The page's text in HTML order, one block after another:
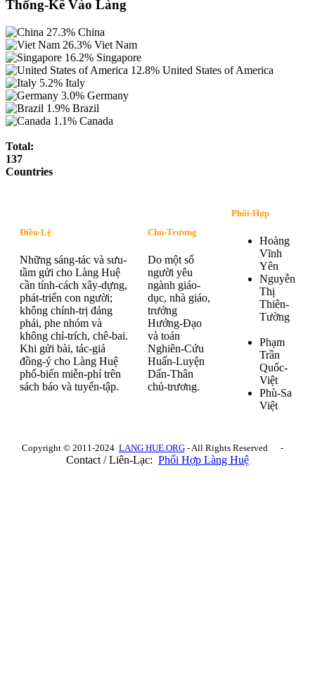
Thống-Kê Vào Làng
27.3% China
26.3% Viet Nam
16.2% Singapore
12.8% United States of America
5.2% Italy
3.0% Germany
1.9% Brazil
1.1% Canada
Total:
137
Countries
Điều-Lệ
Những sáng-tác và sưu-
tầm gửi cho Làng Huệ
cần tính-cách xây-dựng,
phát-triển con người;
không chính-trị đảng
phái, phe nhóm và
không chỉ-trích, chê-bai.
Khi gửi bài, tác-giả
đồng-ý cho Làng Huệ
phổ-biến miễn-phí trên
sách báo và tuyển-tập.
Chủ-Trương
Do một số
người yêu
ngành giáo-
dục, nhà giáo,
trưởng
Hướng-Đạo
và toán
Nghiên-Cứu
Huấn-Luyện
Dấn-Thân
chủ-trương.
Phối-Hợp
Hoàng
Vĩnh
Yên
Nguyễn
Thị
Thiên-
Tường
Phạm
Trần
Quốc-
Việt
Phù-Sa
Việt
Copyright © 2011-2024 LANG HUE.ORG- All Rights Reserved -
Contact / Liên-Lạc: Phối Hợp Làng Huệ